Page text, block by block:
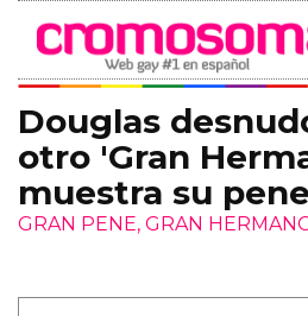
Douglas
otro 'Gran
muestra su pene
GRAN PENE, GRAN